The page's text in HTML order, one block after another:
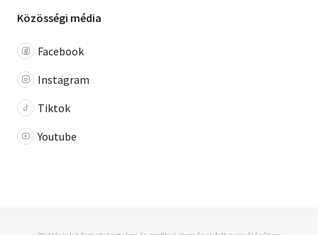
Közösségi média
Facebook
Instagram
Tiktok
Youtube